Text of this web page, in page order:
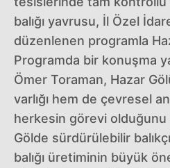
balığı yavrusu, İl Özel
düzenlenen programla
Programda bir konuşma
Ömer Toraman, Hazar
varlığı hem de çevresel
herkesin görevi olduğunu
Gölde sürdürülebilir
balığı üretiminin büyük